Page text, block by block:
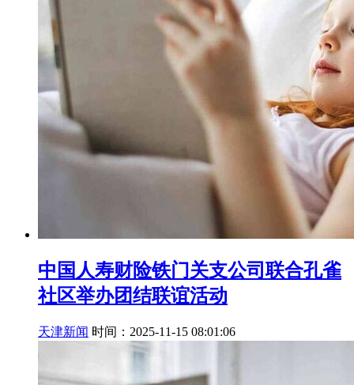
中国人寿财险铁门关支公司联合孔雀
社区举办团结联谊活动
天津新闻 时间：2025-11-15 08:01:06